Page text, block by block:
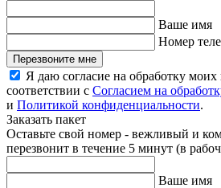
Ваше имя
Номер
Перезвоните мне
Я даю согласие на обработку
соответствии с Согласием на
и Политикой конфиденциальности.
Заказать пакет
Оставьте свой номер - вежливый и
перезвонит в течение 5 минут (в
Ваше имя